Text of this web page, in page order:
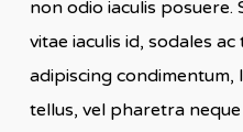
non odio iaculis
vitae iaculis id, sodales
adipiscing condimentum,
tellus, vel pharetra